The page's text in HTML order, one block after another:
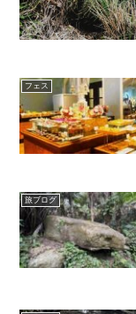
フェス
旅ブログ